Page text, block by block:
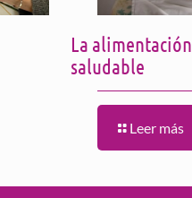
La
saludable
Leer más